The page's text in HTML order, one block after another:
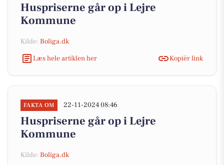
Huspriserne går op i Lejre
Kommune
Kilde: Boliga.dk
Læs hele artiklen her
Kopiér link
FAKTA OM 22-11-2024 08:46
Huspriserne går op i Lejre
Kommune
Kilde: Boliga.dk